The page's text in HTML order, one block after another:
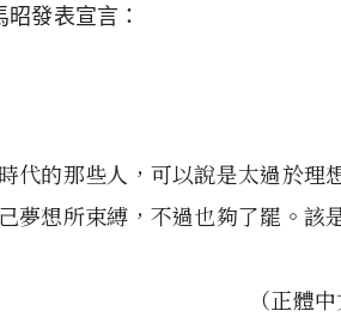
發表宣言：
代的那些人，可以說是太過於
夢想所束縛，不過也夠了罷。該
（正體